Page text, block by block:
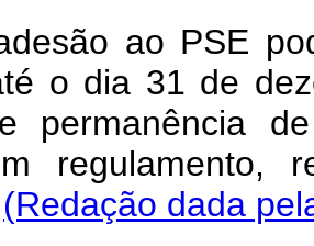
ao PSE
o dia 31 de
permanência
regulamento,
(Redação dada